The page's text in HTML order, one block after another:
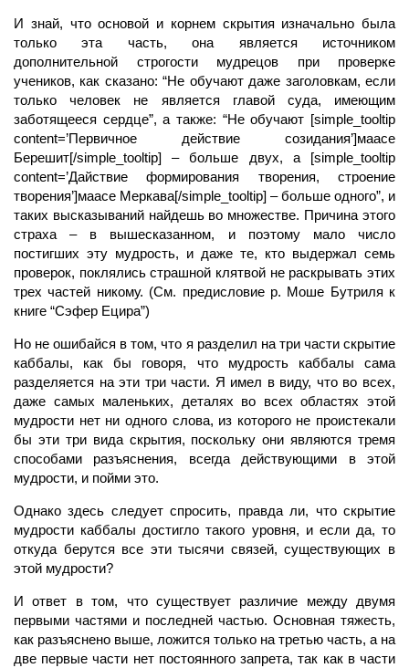
И знай, что основой и корнем скрытия изначально была
только эта часть, она является источником
дополнительной строгости мудрецов при проверке
учеников, как сказано: “Не обучают даже заголовкам, если
только человек не является главой суда, имеющим
заботящееся сердце”, а также: “Не обучают [simple_tooltip
content=’Первичное действие созидания’]маасе
Берешит[/simple_tooltip] – больше двух, а [simple_tooltip
content=’Дайствие формирования творения, строение
творения’]маасе Меркава[/simple_tooltip] – больше одного”, и
таких высказываний найдешь во множестве. Причина этого
страха – в вышесказанном, и поэтому мало число
постигших эту мудрость, и даже те, кто выдержал семь
проверок, поклялись страшной клятвой не раскрывать этих
трех частей никому. (См. предисловие р. Моше Бутриля к
книге “Сэфер Ецира”)
Но не ошибайся в том, что я разделил на три части скрытие
каббалы, как бы говоря, что мудрость каббалы сама
разделяется на эти три части. Я имел в виду, что во всех,
даже самых маленьких, деталях во всех областях этой
мудрости нет ни одного слова, из которого не проистекали
бы эти три вида скрытия, поскольку они являются тремя
способами разъяснения, всегда действующими в этой
мудрости, и пойми это.
Однако здесь следует спросить, правда ли, что скрытие
мудрости каббалы достигло такого уровня, и если да, то
откуда берутся все эти тысячи связей, существующих в
этой мудрости?
И ответ в том, что существует различие между двумя
первыми частями и последней частью. Основная тяжесть,
как разъяснено выше, ложится только на третью часть, а на
две первые части нет постоянного запрета, так как в части